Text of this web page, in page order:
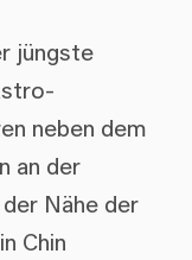
jüngste
neben dem
an der
Nähe der
Chin